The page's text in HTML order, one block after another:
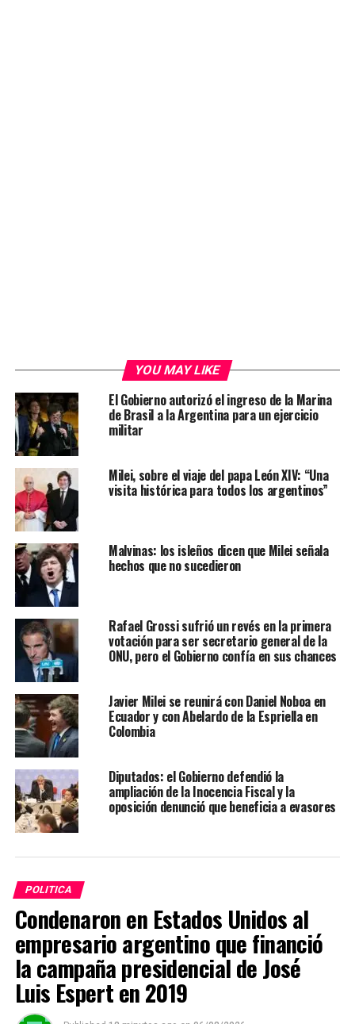
YOU MAY LIKE
El Gobierno autorizó el ingreso de la Marina
de Brasil a la Argentina para un ejercicio
militar
Milei, sobre el viaje del papa León XIV: “Una
visita histórica para todos los argentinos”
Malvinas: los isleños dicen que Milei señala
hechos que no sucedieron
Rafael Grossi sufrió un revés en la primera
votación para ser secretario general de la
ONU, pero el Gobierno confía en sus chances
Javier Milei se reunirá con Daniel Noboa en
Ecuador y con Abelardo de la Espriella en
Colombia
Diputados: el Gobierno defendió la
ampliación de la Inocencia Fiscal y la
oposición denunció que beneficia a evasores
POLITICA
Condenaron en Estados Unidos al
empresario argentino que financió
la campaña presidencial de José
Luis Espert en 2019